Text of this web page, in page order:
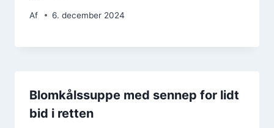
Af 6. december 2024
Blomkålssuppe med sennep for lidt
bid i retten